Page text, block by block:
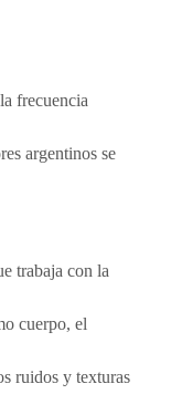
frecuencia
argentinos se
trabaja con la
cuerpo, el
ruidos y texturas